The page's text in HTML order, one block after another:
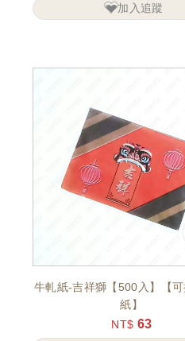
加入追蹤
牛軋紙-吉祥獅【500入】【
紙】
NT$ 63